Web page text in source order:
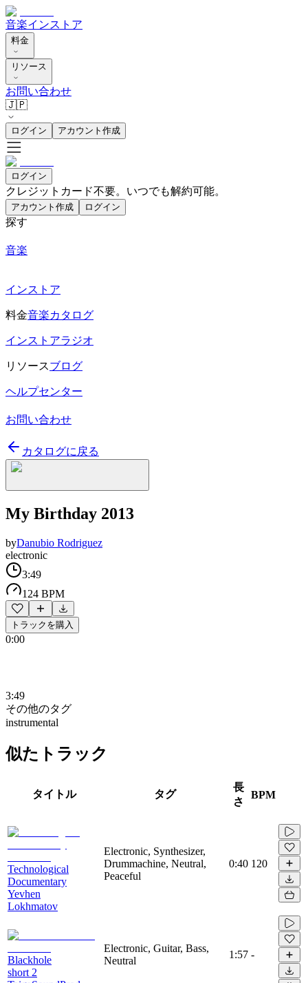
音楽インストア
料金
リソース
お問い合わせ
🇯🇵
ログイン アカウント作成
ログイン
クレジットカード不要。いつでも解約可能。
アカウント作成 ログイン
探す
音楽
インストア
料金音楽カタログ
インストアラジオ
リソースブログ
ヘルプセンター
お問い合わせ
カタログに戻る
My Birthday 2013
byDanubio Rodriguez
electronic
3:49
124 BPM
トラックを購入
0:00
3:49
その他のタグ
instrumental
似たトラック
タイトル タグ
長
さ
BPM
Technological
Documentary
Yevhen
Lokhmatov
Electronic, Synthesizer,
Drummachine, Neutral,
Peaceful
0:40 120
Blackhole
short 2
Electronic, Guitar, Bass,
Neutral
1:57 -